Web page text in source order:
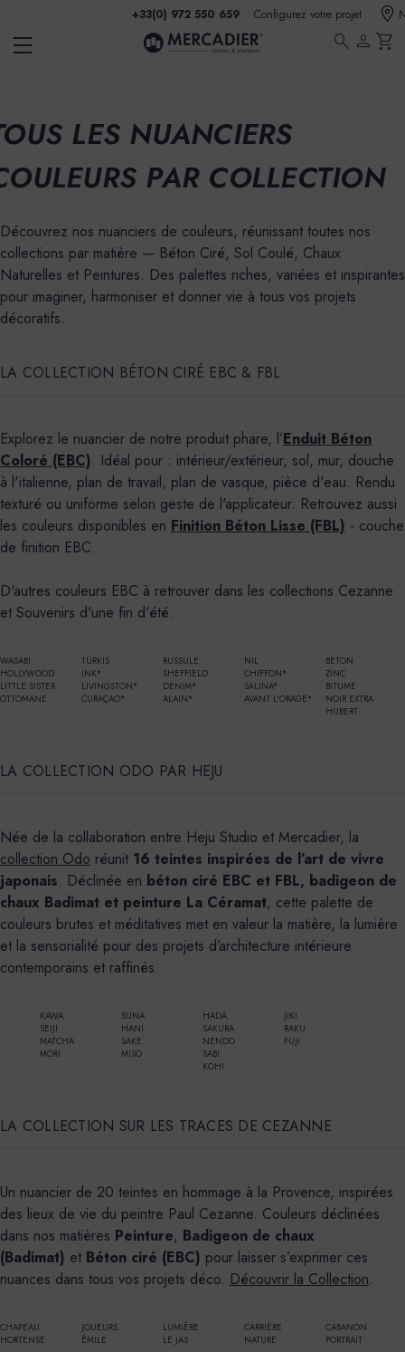
+33(0) 972 550 659 Configurez votre projet
search person shopping_cart
LES NUANCIERS
PAR COLLECTION
Découvrez nos nuanciers de couleurs, réunissant toutes nos
collections par matière — Béton Ciré, Sol Coulé, Chaux
Naturelles et Peintures. Des palettes riches, variées et inspirantes
pour imaginer, harmoniser et donner vie à tous vos projets
décoratifs.
LA COLLECTION BÉTON CIRÉ EBC & FBL
Explorez le nuancier de notre produit phare, l’Enduit Béton
Coloré (EBC). Idéal pour : intérieur/extérieur, sol, mur, douche
à l'italienne, plan de travail, plan de vasque, pièce d'eau. Rendu
texturé ou uniforme selon geste de l'applicateur. Retrouvez aussi
les couleurs disponibles en Finition Béton Lisse (FBL) - couche
de finition EBC.
D'autres couleurs EBC à retrouver dans les collections Cezanne
et Souvenirs d'une fin d'été.
WASABI
HOLLYWOOD
LITTLE SISTER
OTTOMANE
TÜRKIS
INK*
LIVINGSTON*
CURAÇAO*
RUSSULE
SHEFFIELD
DENIM*
ALAIN*
NIL
CHIFFON*
SALINA*
AVANT L'ORAGE*
BÉTON
ZINC
BITUME
NOIR EXTRA
HUBERT
LA COLLECTION ODO PAR HEJU
Née de la collaboration entre Heju Studio et Mercadier, la
collection Odo réunit 16 teintes inspirées de l’art de vivre
japonais. Déclinée en béton ciré EBC et FBL, badigeon de
chaux Badimat et peinture La Céramat, cette palette de
couleurs brutes et méditatives met en valeur la matière, la lumière
et la sensorialité pour des projets d’architecture intérieure
contemporains et raffinés.
KAWA
SEIJI
MATCHA
MORI
SUNA
HANI
SAKE
MISO
HADA
SAKURA
NENDO
SABI
KOHI
JIKI
RAKU
FUJI
LA COLLECTION SUR LES TRACES DE CEZANNE
Un nuancier de 20 teintes en hommage à la Provence, inspirées
des lieux de vie du peintre Paul Cezanne. Couleurs déclinées
dans nos matières Peinture, Badigeon de chaux
(Badimat) et Béton ciré (EBC) pour laisser s’exprimer ces
nuances dans tous vos projets déco. Découvrir la Collection.
CHAPEAU
HORTENSE
JOUEURS
ÉMILE
LUMIÈRE
LE JAS
CARRIÈRE
NATURE
CABANON
PORTRAIT